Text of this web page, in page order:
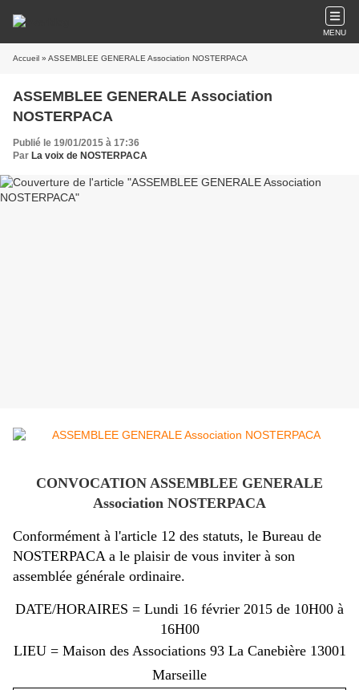
MENU
Accueil » ASSEMBLEE GENERALE Association NOSTERPACA
ASSEMBLEE GENERALE Association
NOSTERPACA
Publié le 19/01/2015 à 17:36
Par La voix de NOSTERPACA
CONVOCATION ASSEMBLEE GENERALE
Association NOSTERPACA
Conformément à l'article 12 des statuts, le Bureau de
NOSTERPACA a le plaisir de vous inviter à son
assemblée générale ordinaire.
DATE/HORAIRES = Lundi 16 février 2015 de 10H00 à
16H00
LIEU = Maison des Associations 93 La Canebière 13001
Marseille